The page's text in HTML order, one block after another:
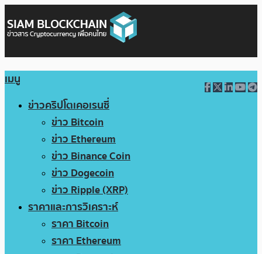
เมนู
ข่าวคริปโตเคอเรนซี่
ข่าว Bitcoin
ข่าว Ethereum
ข่าว Binance Coin
ข่าว Dogecoin
ข่าว Ripple (XRP)
ราคาและการวิเคราะห์
ราคา Bitcoin
ราคา Ethereum